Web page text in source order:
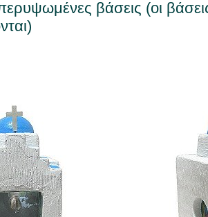
βάσεις (οι